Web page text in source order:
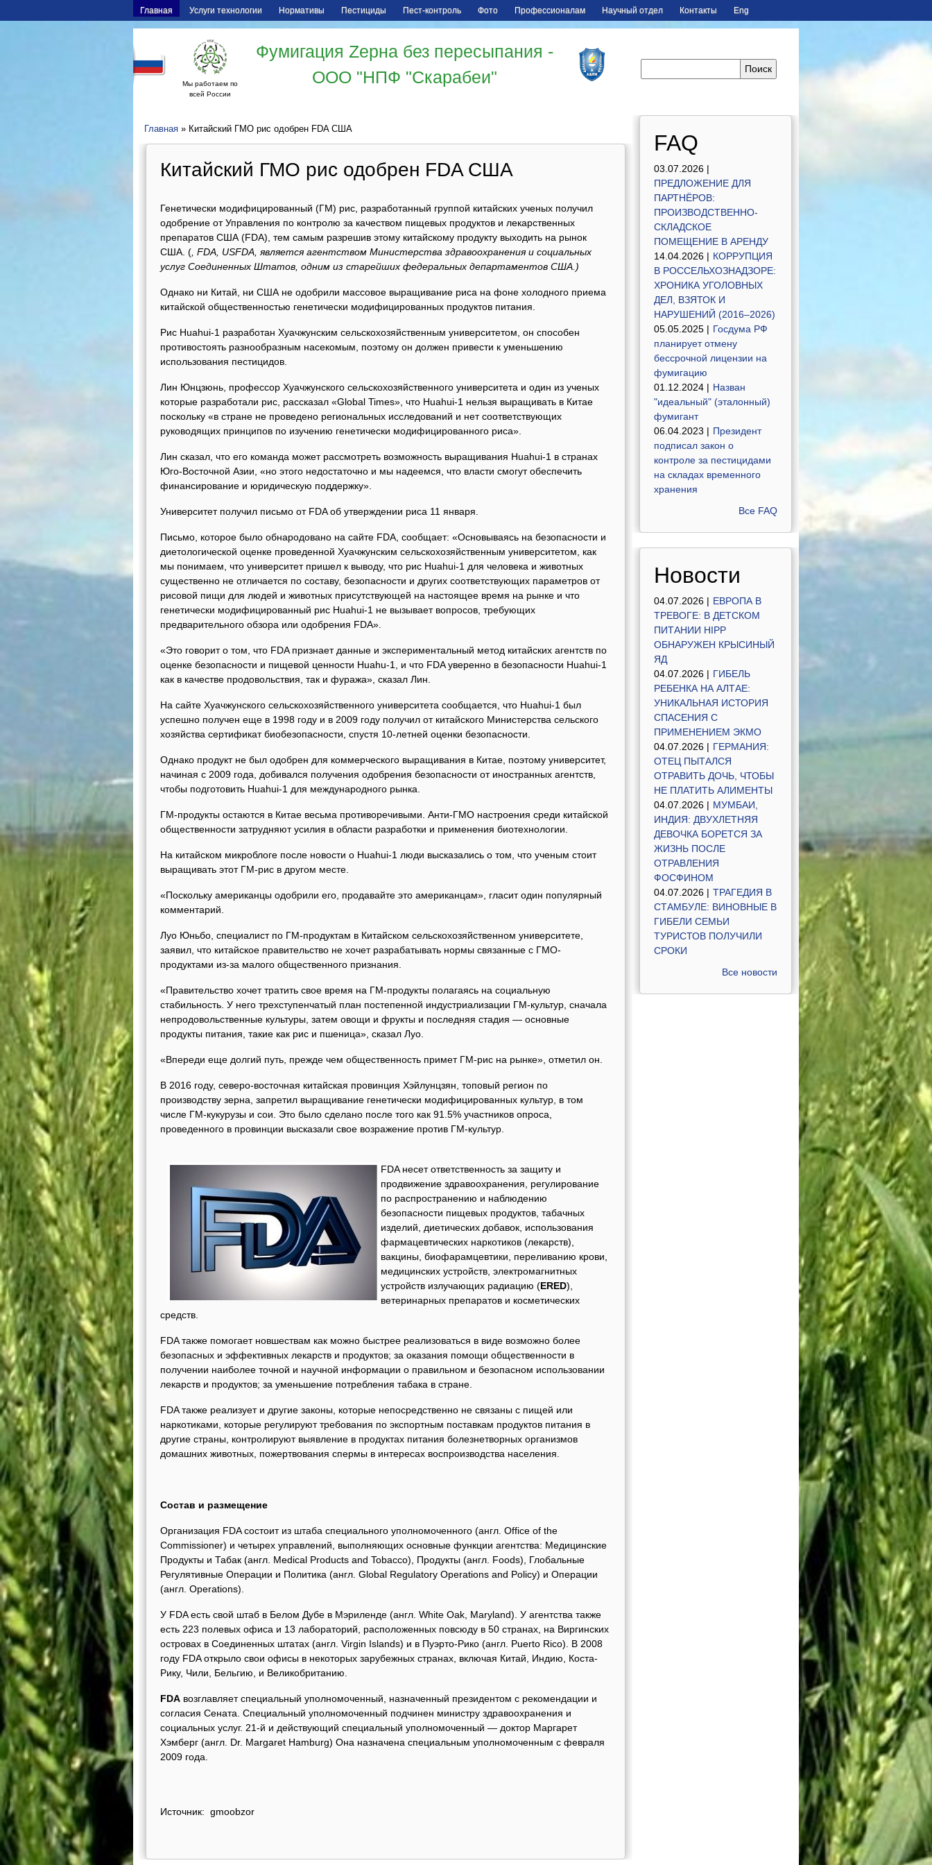
Главная Услуги технологии Нормативы Пестициды Пест-контроль Фото Профессионалам Научный отдел Контакты Eng
Мы работаем по
всей России
Фумигация Zерна без пересыпания -
ООО "НПФ "Скарабеи"
Главная » Китайский ГМО рис одобрен FDA США
Китайский ГМО рис одобрен FDA США
Генетически модифицированный (ГМ) рис, разработанный группой китайских ученых получил
одобрение от Управления по контролю за качеством пищевых продуктов и лекарственных
препаратов США (FDA), тем самым разрешив этому китайскому продукту выходить на рынок
США. ( , FDA, USFDA, является агентством Министерства здравоохранения и социальных
услуг Соединенных Штатов, одним из старейших федеральных департаментов США.)
Однако ни Китай, ни США не одобрили массовое выращивание риса на фоне холодного приема
китайской общественностью генетически модифицированных продуктов питания.
Рис Huahui-1 разработан Хуачжунским сельскохозяйственным университетом, он способен
противостоять разнообразным насекомым, поэтому он должен привести к уменьшению
использования пестицидов.
Лин Юнцзюнь, профессор Хуачжунского сельскохозяйственного университета и один из ученых
которые разработали рис, рассказал «Global Times», что Huahui-1 нельзя выращивать в Китае
поскольку «в стране не проведено региональных исследований и нет соответствующих
руководящих принципов по изучению генетически модифицированного риса».
Лин сказал, что его команда может рассмотреть возможность выращивания Huahui-1 в странах
Юго-Восточной Азии, «но этого недостаточно и мы надеемся, что власти смогут обеспечить
финансирование и юридическую поддержку».
Университет получил письмо от FDA об утверждении риса 11 января.
Письмо, которое было обнародовано на сайте FDA, сообщает: «Основываясь на безопасности и
диетологической оценке проведенной Хуачжунским сельскохозяйственным университетом, как
мы понимаем, что университет пришел к выводу, что рис Huahui-1 для человека и животных
существенно не отличается по составу, безопасности и других соответствующих параметров от
рисовой пищи для людей и животных присутствующей на настоящее время на рынке и что
генетически модифицированный рис Huahui-1 не вызывает вопросов, требующих
предварительного обзора или одобрения FDA».
«Это говорит о том, что FDA признает данные и экспериментальный метод китайских агентств по
оценке безопасности и пищевой ценности Huahu-1, и что FDA уверенно в безопасности Huahui-1
как в качестве продовольствия, так и фуража», сказал Лин.
На сайте Хуачжунского сельскохозяйственного университета сообщается, что Huahui-1 был
успешно получен еще в 1998 году и в 2009 году получил от китайского Министерства сельского
хозяйства сертификат биобезопасности, спустя 10-летней оценки безопасности.
Однако продукт не был одобрен для коммерческого выращивания в Китае, поэтому университет,
начиная с 2009 года, добивался получения одобрения безопасности от иностранных агентств,
чтобы подготовить Huahui-1 для международного рынка.
ГМ-продукты остаются в Китае весьма противоречивыми. Анти-ГМО настроения среди китайской
общественности затрудняют усилия в области разработки и применения биотехнологии.
На китайском микроблоге после новости о Huahui-1 люди высказались о том, что ученым стоит
выращивать этот ГМ-рис в другом месте.
«Поскольку американцы одобрили его, продавайте это американцам», гласит один популярный
комментарий.
Луо Юньбо, специалист по ГМ-продуктам в Китайском сельскохозяйственном университете,
заявил, что китайское правительство не хочет разрабатывать нормы связанные с ГМО-
продуктами из-за малого общественного признания.
«Правительство хочет тратить свое время на ГМ-продукты полагаясь на социальную
стабильность. У него трехступенчатый план постепенной индустриализации ГМ-культур, сначала
непродовольственные культуры, затем овощи и фрукты и последняя стадия — основные
продукты питания, такие как рис и пшеница», сказал Луо.
«Впереди еще долгий путь, прежде чем общественность примет ГМ-рис на рынке», отметил он.
В 2016 году, северо-восточная китайская провинция Хэйлунцзян, топовый регион по
производству зерна, запретил выращивание генетически модифицированных культур, в том
числе ГМ-кукурузы и сои. Это было сделано после того как 91.5% участников опроса,
проведенного в провинции высказали свое возражение против ГМ-культур.
FDA несет ответственность за защиту и
продвижение здравоохранения, регулирование
по распространению и наблюдению
безопасности пищевых продуктов, табачных
изделий, диетических добавок, использования
фармацевтических наркотиков (лекарств),
вакцины, биофарамцевтики, переливанию крови,
медицинских устройств, электромагнитных
устройств излучающих радиацию (ERED),
ветеринарных препаратов и косметических
средств.
FDA также помогает новшествам как можно быстрее реализоваться в виде возможно более
безопасных и эффективных лекарств и продуктов; за оказания помощи общественности в
получении наиболее точной и научной информации о правильном и безопасном использовании
лекарств и продуктов; за уменьшение потребления табака в стране.
FDA также реализует и другие законы, которые непосредственно не связаны с пищей или
наркотиками, которые регулируют требования по экспортным поставкам продуктов питания в
другие страны, контролируют выявление в продуктах питания болезнетворных организмов
домашних животных, пожертвования спермы в интересах воспроизводства населения.
Состав и размещение
Организация FDA состоит из штаба специального уполномоченного (англ. Office of the
Commissioner) и четырех управлений, выполняющих основные функции агентства: Медицинские
Продукты и Табак (англ. Medical Products and Tobacco), Продукты (англ. Foods), Глобальные
Регулятивные Операции и Политика (англ. Global Regulatory Operations and Policy) и Операции
(англ. Operations).
У FDA есть свой штаб в Белом Дубе в Мэриленде (англ. White Oak, Maryland). У агентства также
есть 223 полевых офиса и 13 лабораторий, расположенных повсюду в 50 странах, на Виргинских
островах в Соединенных штатах (англ. Virgin Islands) и в Пуэрто-Рико (англ. Puerto Rico). В 2008
году FDA открыло свои офисы в некоторых зарубежных странах, включая Китай, Индию, Коста-
Рику, Чили, Бельгию, и Великобританию.
FDA возглавляет специальный уполномоченный, назначенный президентом с рекомендации и
согласия Сената. Специальный уполномоченный подчинен министру здравоохранения и
социальных услуг. 21-й и действующий специальный уполномоченный — доктор Маргарет
Хэмберг (англ. Dr. Margaret Hamburg) Она назначена специальным уполномоченным с февраля
2009 года.
Источник: gmoobzor
FAQ
03.07.2026 |
ПРЕДЛОЖЕНИЕ ДЛЯ
ПАРТНЁРОВ:
ПРОИЗВОДСТВЕННО-
СКЛАДСКОЕ
ПОМЕЩЕНИЕ В АРЕНДУ
14.04.2026 | КОРРУПЦИЯ
В РОССЕЛЬХОЗНАДЗОРЕ:
ХРОНИКА УГОЛОВНЫХ
ДЕЛ, ВЗЯТОК И
НАРУШЕНИЙ (2016–2026)
05.05.2025 | Госдума РФ
планирует отмену
бессрочной лицензии на
фумигацию
01.12.2024 | Назван
"идеальный" (эталонный)
фумигант
06.04.2023 | Президент
подписал закон о
контроле за пестицидами
на складах временного
хранения
Все FAQ
Новости
04.07.2026 | ЕВРОПА В
ТРЕВОГЕ: В ДЕТСКОМ
ПИТАНИИ HIPP
ОБНАРУЖЕН КРЫСИНЫЙ
ЯД
04.07.2026 | ГИБЕЛЬ
РЕБЕНКА НА АЛТАЕ:
УНИКАЛЬНАЯ ИСТОРИЯ
СПАСЕНИЯ С
ПРИМЕНЕНИЕМ ЭКМО
04.07.2026 | ГЕРМАНИЯ:
ОТЕЦ ПЫТАЛСЯ
ОТРАВИТЬ ДОЧЬ, ЧТОБЫ
НЕ ПЛАТИТЬ АЛИМЕНТЫ
04.07.2026 | МУМБАИ,
ИНДИЯ: ДВУХЛЕТНЯЯ
ДЕВОЧКА БОРЕТСЯ ЗА
ЖИЗНЬ ПОСЛЕ
ОТРАВЛЕНИЯ
ФОСФИНОМ
04.07.2026 | ТРАГЕДИЯ В
СТАМБУЛЕ: ВИНОВНЫЕ В
ГИБЕЛИ СЕМЬИ
ТУРИСТОВ ПОЛУЧИЛИ
СРОКИ
Все новости